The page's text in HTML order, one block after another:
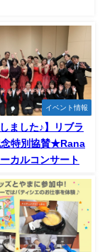
イベント情報
ました♪】リブラ
念特別協賛★Rana
カルコンサート